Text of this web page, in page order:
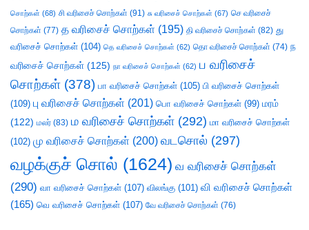
சொற்கள் (68) சி வரிசைச் சொற்கள் (91) சு வரிசைச் சொற்கள் (67) செ வரிசைச்
சொற்கள் (77) த வரிசைச் சொற்கள் (195) தி வரிசைச் சொற்கள் (82) து
வரிசைச் சொற்கள் (104) தெ வரிசைச் சொற்கள் (62) தொ வரிசைச் சொற்கள் (74) ந
வரிசைச் சொற்கள் (125) நா வரிசைச் சொற்கள் (62) ப வரிசைச்
சொற்கள் (378) பா வரிசைச் சொற்கள் (105) பி வரிசைச் சொற்கள்
(109) பு வரிசைச் சொற்கள் (201) பொ வரிசைச் சொற்கள் (99) மரம்
(122) மலர் (83) ம வரிசைச் சொற்கள் (292) மா வரிசைச் சொற்கள்
(102) மு வரிசைச் சொற்கள் (200) வடசொல் (297)
வழக்குச் சொல் (1624) வ வரிசைச் சொற்கள்
(290) வா வரிசைச் சொற்கள் (107) விலங்கு (101) வி வரிசைச் சொற்கள்
(165) வெ வரிசைச் சொற்கள் (107) வே வரிசைச் சொற்கள் (76)